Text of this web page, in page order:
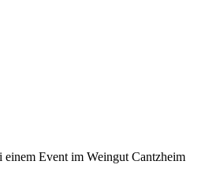
einem Event im Weingut Cantzheim